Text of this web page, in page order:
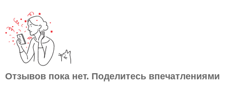
Отзывов пока нет. Поделитесь впечатлениями